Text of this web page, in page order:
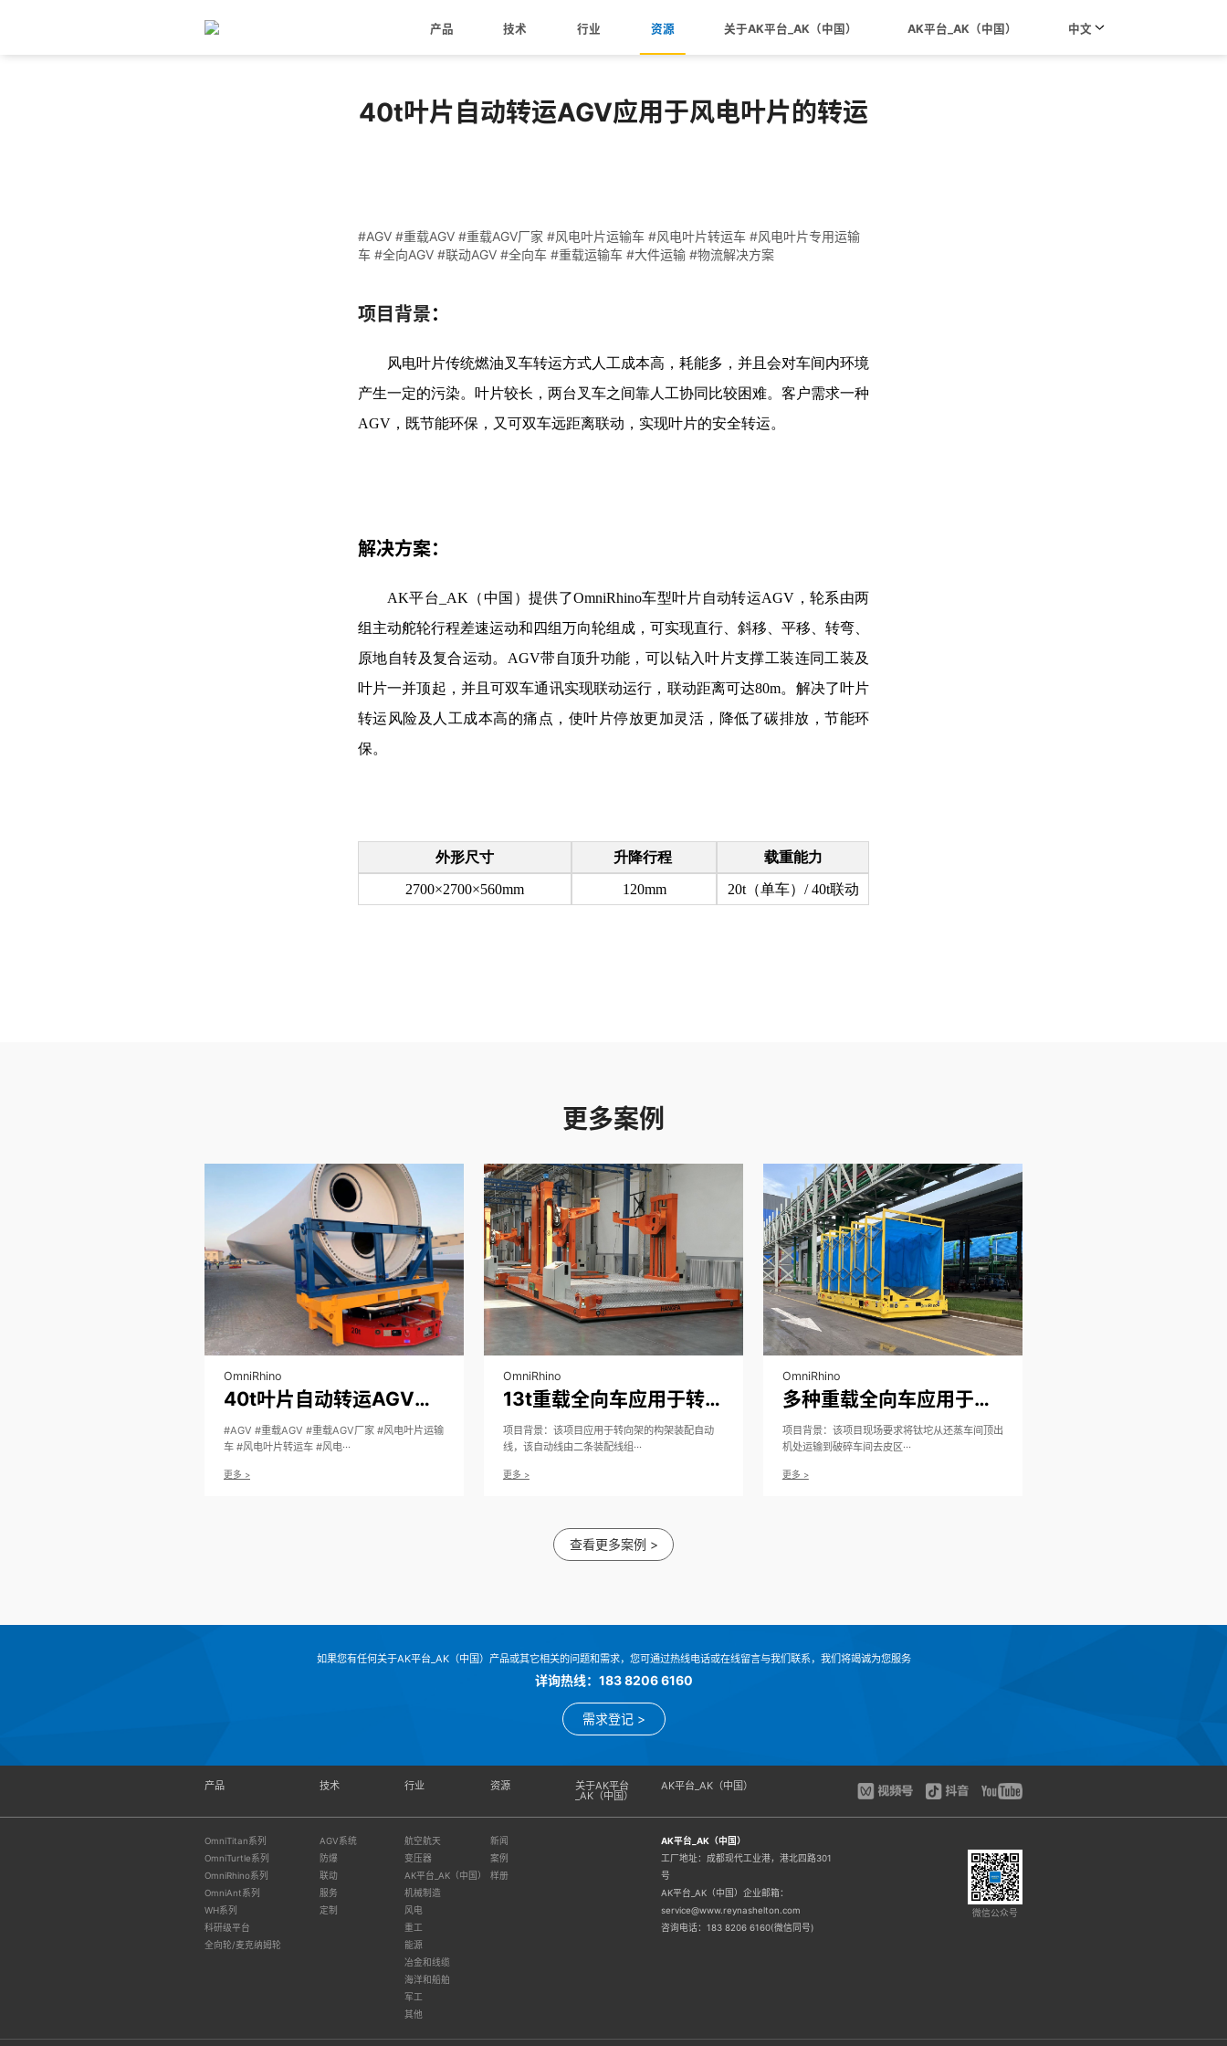
产品 技术 行业 资源 关于AK平台_AK（中国） AK平台_AK（中国） 中文
首页 40t叶片自动转运AGV应用于风电叶片的转运
40t叶片自动转运AGV应用于风电叶片的转运
#AGV #重载AGV #重载AGV厂家 #风电叶片运输车 #风电叶片转运车 #风电叶片专用运输
车 #全向AGV #联动AGV #全向车 #重载运输车 #大件运输 #物流解决方案
项目背景：
风电叶片传统燃油叉车转运方式人工成本高，耗能多，并且会对车间内环境
产生一定的污染。叶片较长，两台叉车之间靠人工协同比较困难。客户需求一种
AGV，既节能环保，又可双车远距离联动，实现叶片的安全转运。
解决方案：
AK平台_AK（中国）提供了OmniRhino车型叶片自动转运AGV，轮系由两
组主动舵轮行程差速运动和四组万向轮组成，可实现直行、斜移、平移、转弯、
原地自转及复合运动。AGV带自顶升功能，可以钻入叶片支撑工装连同工装及
叶片一并顶起，并且可双车通讯实现联动运行，联动距离可达80m。解决了叶片
转运风险及人工成本高的痛点，使叶片停放更加灵活，降低了碳排放，节能环
保。
外形尺寸 升降行程 载重能力
2700×2700×560mm 120mm 20t（单车）/ 40t联动
更多案例
OmniRhino
40t叶片自动转运AGV应用于风电叶片的转运
#AGV #重载AGV #重载AGV厂家 #风电叶片运输
车 #风电叶片转运车 #风电···
更多 >
OmniRhino
13t重载全向车应用于转向架构架装配自动线
项目背景：该项目应用于转向架的构架装配自动
线，该自动线由二条装配线组···
更多 >
OmniRhino
多种重载全向车应用于钛坨/氯化镁/海绵钛/成品托盘的运输
项目背景：该项目现场要求将钛坨从还蒸车间顶出
机处运输到破碎车间去皮区···
更多 >
查看更多案例 >
如果您有任何关于AK平台_AK（中国）产品或其它相关的问题和需求，您可通过热线电话或在线留言与我们联系，我们将竭诚为您服务
详询热线：183 8206 6160
需求登记 >
产品 技术 行业 资源 关于AK平台
_AK（中国）
AK平台_AK（中国）
OmniTitan系列
OmniTurtle系列
OmniRhino系列
OmniAnt系列
WH系列
科研级平台
全向轮/麦克纳姆轮
AGV系统
防爆
联动
服务
定制
航空航天
变压器
AK平台_AK（中国）
机械制造
风电
重工
能源
冶金和线缆
海洋和船舶
军工
其他
新闻
案例
样册
AK平台_AK（中国）
工厂地址：成都现代工业港，港北四路301
号
AK平台_AK（中国）企业邮箱：
service@www.reynashelton.com
咨询电话：183 8206 6160(微信同号)
微信公众号